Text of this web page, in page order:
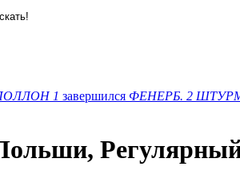
1 завершился ФЕНЕРБ. 2